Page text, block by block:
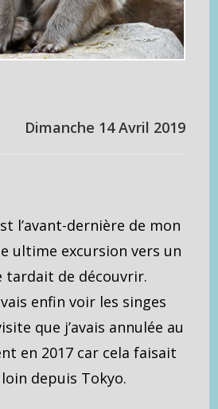
Dimanche 14 Avril 2019
l’avant-dernière de mon
ultime excursion vers un
tardait de découvrir.
enfin voir les singes
que j’avais annulée au
en 2017 car cela faisait
depuis Tokyo.